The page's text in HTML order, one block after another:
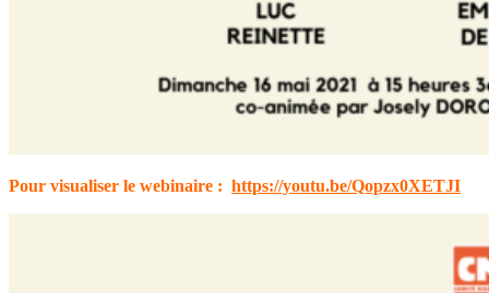
Pour visualiser le webinaire : https://youtu.be/Qopzx0XETJI